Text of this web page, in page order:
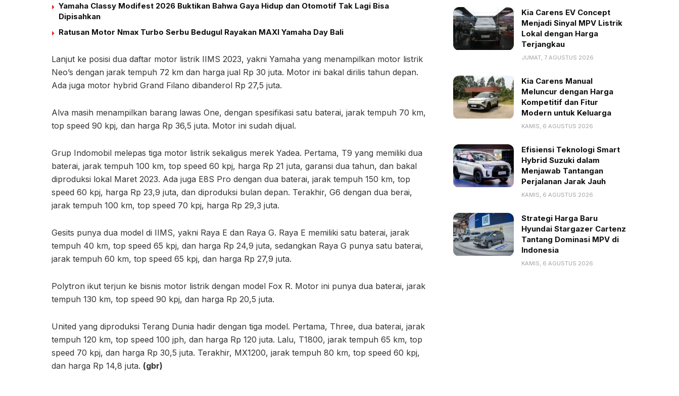
Yamaha Classy Modifest 2026 Buktikan Bahwa Gaya Hidup dan Otomotif Tak Lagi Bisa
Dipisahkan
Ratusan Motor Nmax Turbo Serbu Bedugul Rayakan MAXI Yamaha Day Bali
Lanjut ke posisi dua daftar motor listrik IIMS 2023, yakni Yamaha yang menampilkan motor listrik
Neo’s dengan jarak tempuh 72 km dan harga jual Rp 30 juta. Motor ini bakal dirilis tahun depan.
Ada juga motor hybrid Grand Filano dibanderol Rp 27,5 juta.
Alva masih menampilkan barang lawas One, dengan spesifikasi satu baterai, jarak tempuh 70 km,
top speed 90 kpj, dan harga Rp 36,5 juta. Motor ini sudah dijual.
Grup Indomobil melepas tiga motor listrik sekaligus merek Yadea. Pertama, T9 yang memiliki dua
baterai, jarak tempuh 100 km, top speed 60 kpj, harga Rp 21 juta, garansi dua tahun, dan bakal
diproduksi lokal Maret 2023. Ada juga E8S Pro dengan dua baterai, jarak tempuh 150 km, top
speed 60 kpj, harga Rp 23,9 juta, dan diproduksi bulan depan. Terakhir, G6 dengan dua berai,
jarak tempuh 100 km, top speed 70 kpj, harga Rp 29,3 juta.
Gesits punya dua model di IIMS, yakni Raya E dan Raya G. Raya E memiliki satu baterai, jarak
tempuh 40 km, top speed 65 kpj, dan harga Rp 24,9 juta, sedangkan Raya G punya satu baterai,
jarak tempuh 60 km, top speed 65 kpj, dan harga Rp 27,9 juta.
Polytron ikut terjun ke bisnis motor listrik dengan model Fox R. Motor ini punya dua baterai, jarak
tempuh 130 km, top speed 90 kpj, dan harga Rp 20,5 juta.
United yang diproduksi Terang Dunia hadir dengan tiga model. Pertama, Three, dua baterai, jarak
tempuh 120 km, top speed 100 jph, dan harga Rp 120 juta. Lalu, T1800, jarak tempuh 65 km, top
speed 70 kpj, dan harga Rp 30,5 juta. Terakhir, MX1200, jarak tempuh 80 km, top speed 60 kpj,
dan harga Rp 14,8 juta. (gbr)
Kia Carens EV Concept
Menjadi Sinyal MPV Listrik
Lokal dengan Harga
Terjangkau
JUMAT, 7 AGUSTUS 2026
Kia Carens Manual
Meluncur dengan Harga
Kompetitif dan Fitur
Modern untuk Keluarga
KAMIS, 6 AGUSTUS 2026
Efisiensi Teknologi Smart
Hybrid Suzuki dalam
Menjawab Tantangan
Perjalanan Jarak Jauh
KAMIS, 6 AGUSTUS 2026
Strategi Harga Baru
Hyundai Stargazer Cartenz
Tantang Dominasi MPV di
Indonesia
KAMIS, 6 AGUSTUS 2026